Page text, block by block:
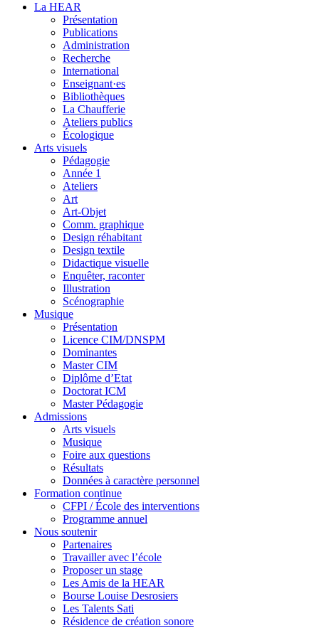
La HEAR
Présentation
Publications
Administration
Recherche
International
Enseignant·es
Bibliothèques
La Chaufferie
Ateliers publics
Écologique
Arts visuels
Pédagogie
Année 1
Ateliers
Art
Art-Objet
Comm. graphique
Design réhabitant
Design textile
Didactique visuelle
Enquêter, raconter
Illustration
Scénographie
Musique
Présentation
Licence CIM/DNSPM
Dominantes
Master CIM
Diplôme d’Etat
Doctorat ICM
Master Pédagogie
Admissions
Arts visuels
Musique
Foire aux questions
Résultats
Données à caractère personnel
Formation continue
CFPI / École des interventions
Programme annuel
Nous soutenir
Partenaires
Travailler avec l’école
Proposer un stage
Les Amis de la HEAR
Bourse Louise Desrosiers
Les Talents Sati
Résidence de création sonore